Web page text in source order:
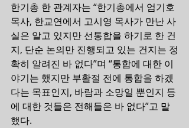
한기총 한 관계자는 “한기총에서 엄기호
목사, 한교연에서 고시영 목사가 만난 사
실은 알고 있지만 선통합을 하기로 한 건
지, 단순 논의만 진행되고 있는 건지는 정
확히 알려진 바 없다”며 “통합에 대한 이
야기는 했지만 부활절 전에 통합을 하겠
다는 목표인지, 바람과 소망일 뿐인지 등
에 대한 것들은 전해들은 바 없다”고 말
했다.